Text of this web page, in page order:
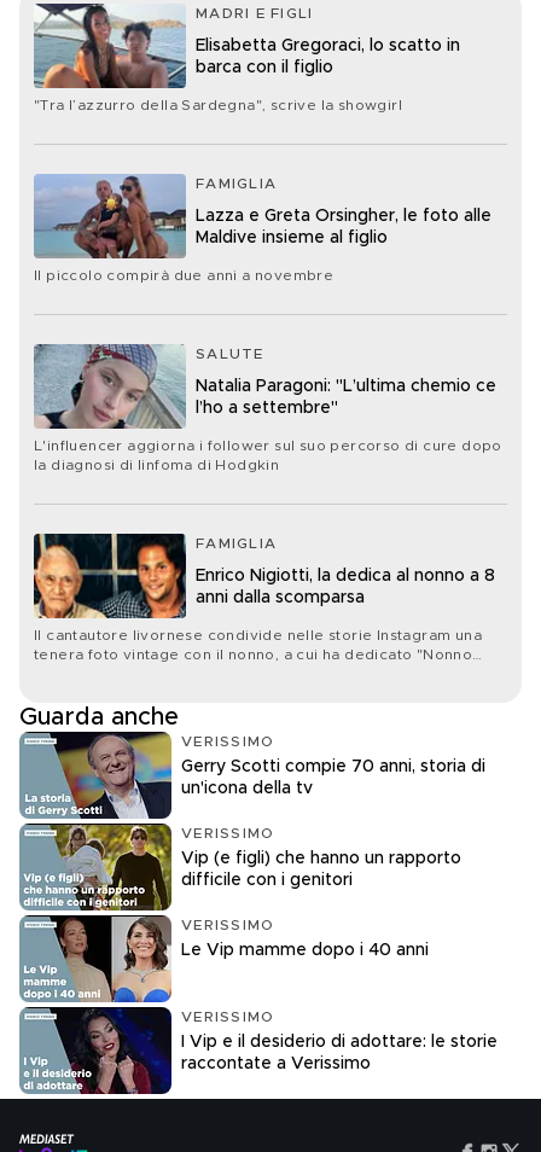
MADRI E FIGLI
Elisabetta Gregoraci, lo scatto in
barca con il figlio
"Tra l’azzurro della Sardegna", scrive la showgirl
FAMIGLIA
Lazza e Greta Orsingher, le foto alle
Maldive insieme al figlio
Il piccolo compirà due anni a novembre
SALUTE
Natalia Paragoni: "L’ultima chemio ce
l’ho a settembre"
L'influencer aggiorna i follower sul suo percorso di cure dopo
la diagnosi di linfoma di Hodgkin
FAMIGLIA
Enrico Nigiotti, la dedica al nonno a 8
anni dalla scomparsa
Il cantautore livornese condivide nelle storie Instagram una
tenera foto vintage con il nonno, a cui ha dedicato "Nonno
Guarda anche
VERISSIMO
Gerry Scotti compie 70 anni, storia di
un'icona della tv
VERISSIMO
Vip (e figli) che hanno un rapporto
difficile con i genitori
VERISSIMO
Le Vip mamme dopo i 40 anni
VERISSIMO
I Vip e il desiderio di adottare: le storie
raccontate a Verissimo